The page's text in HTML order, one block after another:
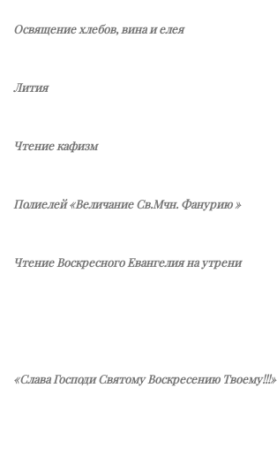
Освящение хлебов, вина и елея
Лития
Чтение кафизм
Полиелей «Величание Св.Мчн. Фанурию »
Чтение Воскресного Евангелия на утрени
«Слава Господи Святому Воскресению Твоему!!!»